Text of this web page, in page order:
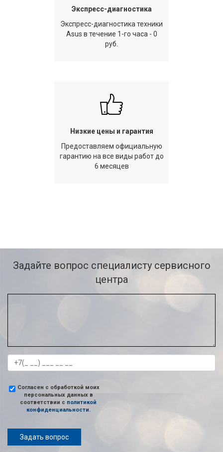
Экспресс-диагностика
Экспресс-диагностика техники
Asus в течение 1-го часа - 0
руб.
Низкие цены и гарантия
Предоставляем официальную
гарантию на все виды работ до
6 месяцев
Задайте вопрос специалисту сервисного
центра
Согласен с обработкой моих
персональных данных в
соответствии с политикой
конфиденциальности.
Задать вопрос